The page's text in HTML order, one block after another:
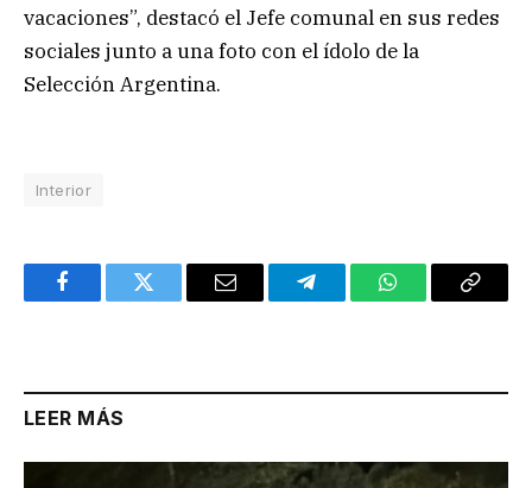
vacaciones”, destacó el Jefe comunal en sus redes
sociales junto a una foto con el ídolo de la
Selección Argentina.
Interior
FacebookTwitter Email TelegramWhatsAppCopy
LEER MÁS